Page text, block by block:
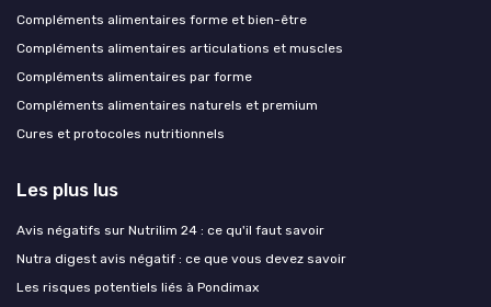
Compléments alimentaires forme et bien-être
Compléments alimentaires articulations et muscles
Compléments alimentaires par forme
Compléments alimentaires naturels et premium
Cures et protocoles nutritionnels
Les plus lus
Avis négatifs sur Nutrilim 24 : ce qu'il faut savoir
Nutra digest avis négatif : ce que vous devez savoir
Les risques potentiels liés à Pondimax